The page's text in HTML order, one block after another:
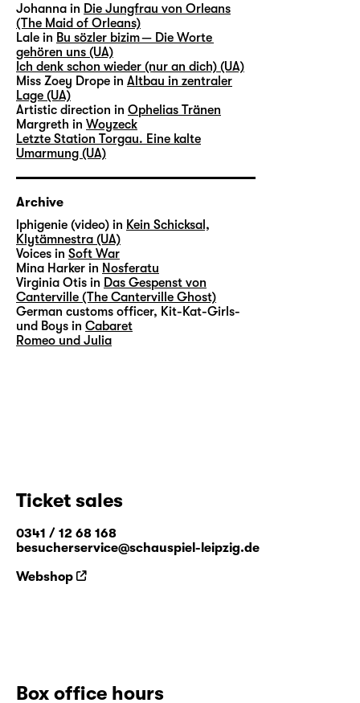
Johanna in Die Jungfrau von Orleans
(The Maid of Orleans)
Lale in Bu sözler bizim — Die Worte
gehören uns (UA)
Ich denk schon wieder (nur an dich) (UA)
Miss Zoey Drope in Altbau in zentraler
Lage (UA)
Artistic direction in Ophelias Tränen
Margreth in Woyzeck
Letzte Station Torgau. Eine kalte
Umarmung (UA)
Archive
lphigenie (video) in Kein Schicksal,
Klytämnestra (UA)
Voices in Soft War
Mina Harker in Nosferatu
Virginia Otis in Das Gespenst von
Canterville (The Canterville Ghost)
German customs officer, Kit-Kat-Girls-
und Boys in Cabaret
Romeo und Julia
Ticket sales
0341 / 12 68 168
besucherservice@schauspiel-leipzig.de
Webshop
Box office hours